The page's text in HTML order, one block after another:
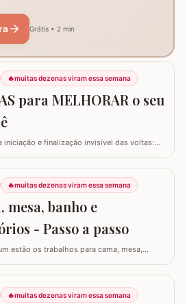
Grátis • 2 min
🔥muitas dezenas viram essa semana
para MELHORAR o seu
iniciação e finalização invisível das voltas:
acabamento quase imperceptível nas
finalizações das voltas, resultando em um
elegante. Variações de pontos com o
alto: Experimentar…
🔥muitas dezenas viram essa semana
mesa, banho e
- Passo a passo
estão os trabalhos para cama, mesa,
Trilhos/caminhos e centro de mesa
saco e porta-pano de prato Squares para
Outros Álbuns que temos no blog
🔥muitas dezenas viram essa semana